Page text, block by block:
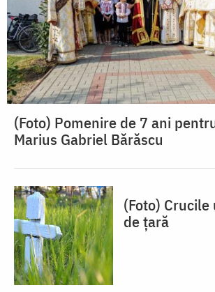
(Foto) Pomenire de 7 ani
Marius Gabriel Bărăscu
(Foto)
de țară